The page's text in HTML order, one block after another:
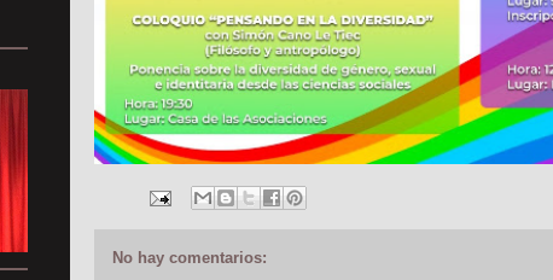
No hay comentarios: